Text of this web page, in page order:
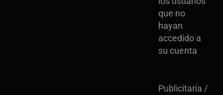
que no
hayan
accedido a
su cuenta
Publicitaria /